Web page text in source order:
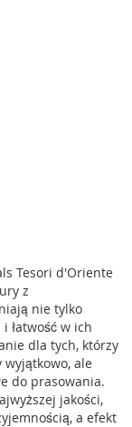
Tesori d'Oriente
z
nie tylko
łatwość w ich
dla tych, którzy
ale
do prasowania.
jakości,
a efekt